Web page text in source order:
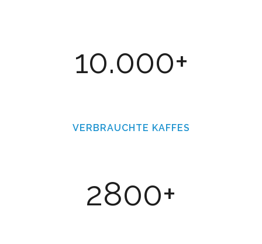
10.000+
VERBRAUCHTE KAFFES
2800+